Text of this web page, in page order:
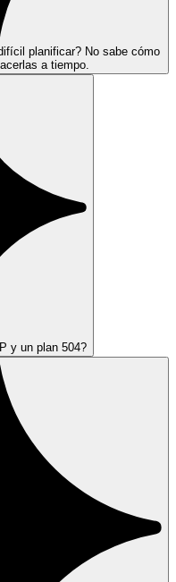
planificar? No sabe cómo
a tiempo.
y un plan 504?